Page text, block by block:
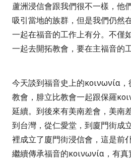
蘆洲浸信會跟我們很不一樣，他
吸引當地的族群，但是我們仍然
一起在福音的工作上有分。不僅
一起去開拓教會，要在主福音的
今天談到福音史上的κοινωνία
教會，腓立比教會一起跟保羅
延續。到後來有美南差會，美南
到台灣，從仁愛堂，到廈門街成
裡成立了廈門街浸信會，這是前
繼續傳承福音的κοινωνία ，有